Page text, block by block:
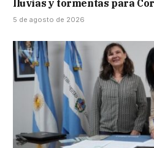
lluvias y tormentas para
5 de agosto de 2026